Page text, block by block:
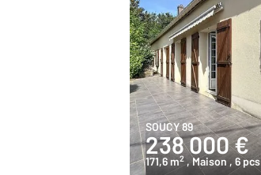
SOUCY 89
238 000 €
171,6 m2 , Maison , 6 pcs